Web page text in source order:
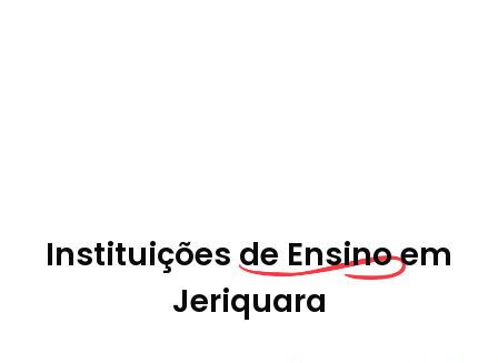
Instituições de Ensino em
Jeriquara